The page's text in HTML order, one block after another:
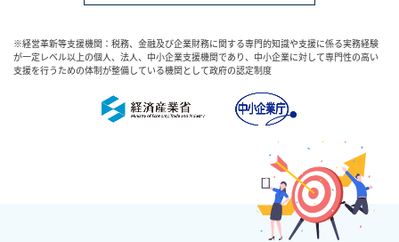
※経営革新等支援機関：税務、金融及び企業財務に関する専門的知識や支援に係る実務経験
が一定レベル以上の個人、 法人、中小企業支援機関であり、中小企業に対して専門性の高い
支援を行うための体制が整備している機関として政府の認定制度